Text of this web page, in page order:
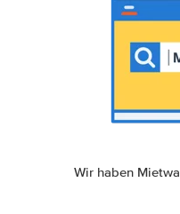
Wir haben